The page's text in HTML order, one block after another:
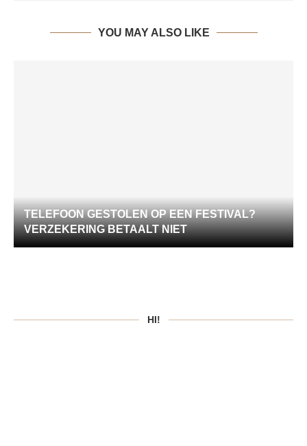
YOU MAY ALSO LIKE
TELEFOON GESTOLEN OP EEN FESTIVAL?
VERZEKERING BETAALT NIET
HI!